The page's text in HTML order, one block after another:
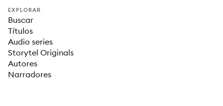
EXPLORAR
Buscar
Títulos
Audio series
Storytel Originals
Autores
Narradores